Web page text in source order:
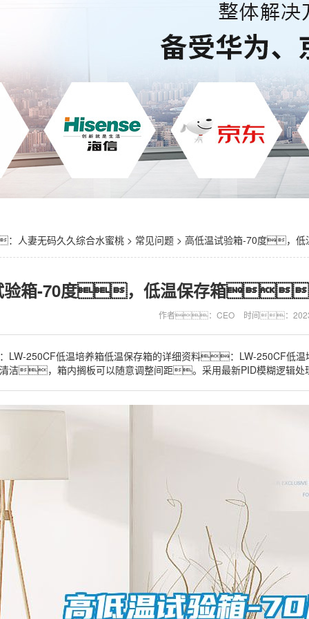
人妻无码久久综合水蜜桃 > 常见问题 > 高低温试验箱-70度，
验箱-70度，低温保存箱
作者：CEO 时间：
250CF低温培养箱低温保存箱的详细资料：LW-250CF低温
，箱内搁板可以随意调整间距。采用最新PID模糊逻辑处